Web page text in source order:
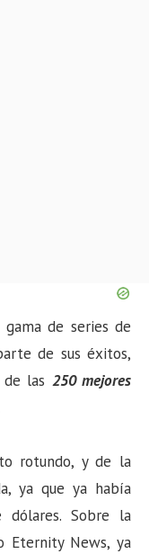
de series de
de sus éxitos,
las 250 mejores
rotundo, y de la
ya que ya había
dólares. Sobre la
Eternity News, ya